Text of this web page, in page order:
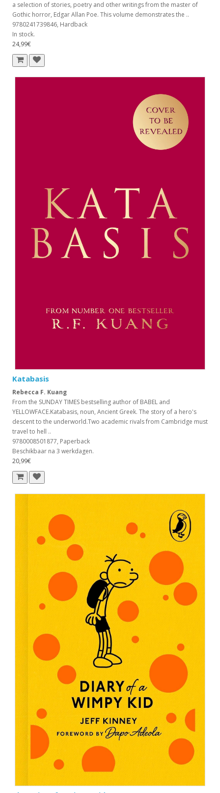
a selection of stories, poetry and other writings from the master of
Gothic horror, Edgar Allan Poe. This volume demonstrates the ..
9780241739846, Hardback
In stock.
24,99€
Katabasis
Rebecca F. Kuang
From the SUNDAY TIMES bestselling author of BABEL and
YELLOWFACE.Katabasis, noun, Ancient Greek. The story of a hero's
descent to the underworld.Two academic rivals from Cambridge must
travel to hell ..
9780008501877, Paperback
Beschikbaar na 3 werkdagen.
20,99€